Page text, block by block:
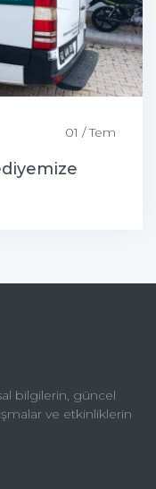
01 / Tem
bilgilerin, güncel
ve etkinliklerin